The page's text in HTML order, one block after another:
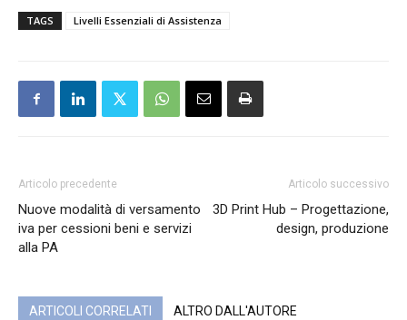
TAGS Livelli Essenziali di Assistenza
Articolo precedente
Nuove modalità di versamento
iva per cessioni beni e servizi
alla PA
Articolo successivo
3D Print Hub – Progettazione,
design, produzione
ARTICOLI CORRELATI ALTRO DALL'AUTORE